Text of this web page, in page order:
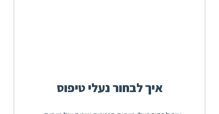
איך לבחור נעלי טיפוס